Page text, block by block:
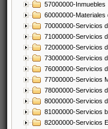
57000000-Inmuebles
60000000-
70000000-Servicios
71000000-Servicios
72000000-Servicios
73000000-Servicios
76000000-Servicios
77000000-Servicios
78000000-Servicios
80000000-Servicios
81000000-Servicios
82000000-Servicios